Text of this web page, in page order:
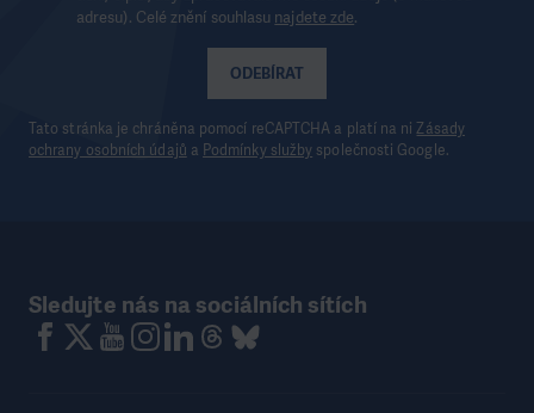
ODEBÍRAT
adresu). Celé znění souhlasu najdete zde.
Tato stránka je chráněna pomocí reCAPTCHA a platí na niZásady
ochrany osobních údajů a Podmínky služby společnosti Google.
Sledujte nás na sociálních sítích